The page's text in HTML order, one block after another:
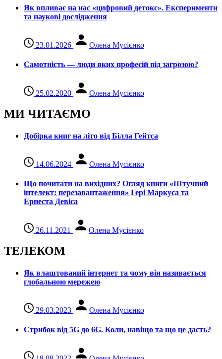
Як впливає на нас «цифровий детокс». Експерименти
та наукові дослідження
23.01.2026 Олена Мусієнко
Самотність — люди яких професій під загрозою?
25.02.2020 Олена Мусієнко
МИ ЧИТАЄМО
Добірка книг на літо від Білла Гейтса
14.06.2024 Олена Мусієнко
Що почитати на вихідних? Огляд книги «Штучний
інтелект: перезавантаження» Гері Маркуса та
Ернеста Девіса
26.11.2021 Олена Мусієнко
ТЕЛЕКОМ
Як влаштований інтернет та чому він називається
глобальною мережею
29.03.2023 Олена Мусієнко
Стрибок від 5G до 6G. Коли, навіщо та що це даcть?